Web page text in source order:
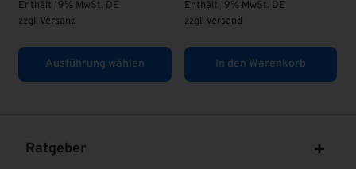
DE
wählen
Enthält 19% MwSt. DE
In den Warenkorb In den
Ratgeber